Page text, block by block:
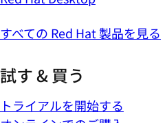
すべての Red Hat 製品を見る
試す & 買う
トライアルを開始する